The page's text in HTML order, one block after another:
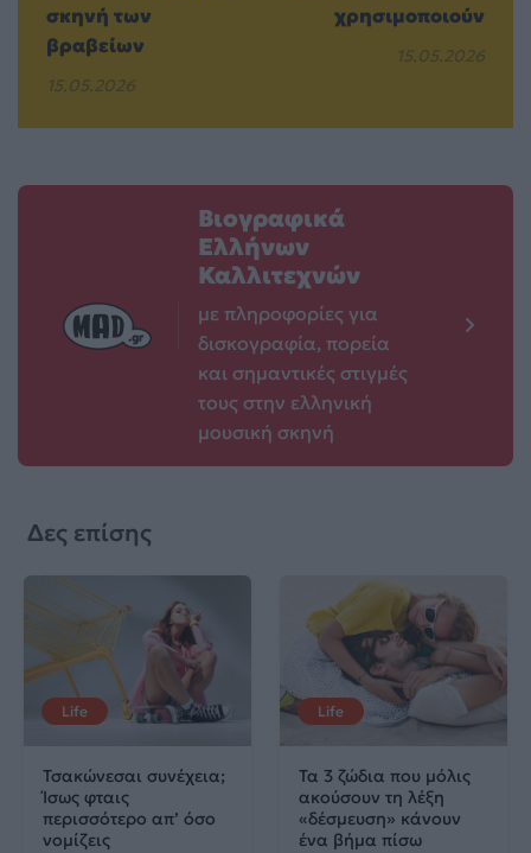
σκηνή των
βραβείων
15.05.2026
χρησιμοποιούν
15.05.2026
Βιογραφικά
Ελλήνων
Καλλιτεχνών
με πληροφορίες για
δισκογραφία, πορεία
και σημαντικές στιγμές
τους στην ελληνική
μουσική σκηνή
Δες επίσης
Life
Τσακώνεσαι συνέχεια;
Ίσως φταις
περισσότερο απ’ όσο
νομίζεις
Life
Τα 3 ζώδια που μόλις
ακούσουν τη λέξη
«δέσμευση» κάνουν
ένα βήμα πίσω